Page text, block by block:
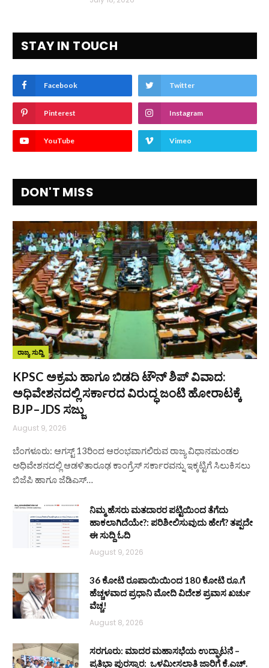
STAY IN TOUCH
Facebook Twitter
Pinterest Instagram
YouTube Vimeo
DON'T MISS
ರಾಜ್ಯ ಸುದ್ದಿ
KPSC ಅಕ್ರಮ ಹಾಗೂ ಬಿಡದಿ ಟೌನ್‌ ಶಿಪ್ ವಿವಾದ:
ಅಧಿವೇಶನದಲ್ಲಿ ಸರ್ಕಾರದ ವಿರುದ್ಧ ಜಂಟಿ ಹೋರಾಟಕ್ಕೆ
BJP–JDS ಸಜ್ಜು
August 9, 2026
ಬೆಂಗಳೂರು: ಆಗಸ್ಟ್ 13ರಿಂದ ಆರಂಭವಾಗಲಿರುವ ರಾಜ್ಯ ವಿಧಾನಮಂಡಲ
ಅಧಿವೇಶನದಲ್ಲಿ ಆಡಳಿತಾರೂಢ ಕಾಂಗ್ರೆಸ್ ಸರ್ಕಾರವನ್ನು ಇಕ್ಕಟ್ಟಿಗೆ ಸಿಲುಕಿಸಲು
ಬಿಜೆಪಿ ಹಾಗೂ ಜೆಡಿಎಸ್…
ನಿಮ್ಮ ಹೆಸರು ಮತದಾರರ ಪಟ್ಟಿಯಿಂದ ತೆಗೆದು
ಹಾಕಲಾಗಿದೆಯೇ?: ಪರಿಶೀಲಿಸುವುದು ಹೇಗೆ? ತಪ್ಪದೇ
ಈ ಸುದ್ದಿ ಓದಿ
August 9, 2026
36 ಕೋಟಿ ರೂಪಾಯಿಯಿಂದ 180 ಕೋಟಿ ರೂ.ಗೆ
ಹೆಚ್ಚಳವಾದ ಪ್ರಧಾನಿ ಮೋದಿ ವಿದೇಶ ಪ್ರವಾಸ ಖರ್ಚು
ವೆಚ್ಚ!
August 8, 2026
ಸರಗೂರು: ಮಾದರ ಮಹಾಸಭೆಯ ಉದ್ಘಾಟನೆ –
ಪ್ರತಿಭಾ ಪುರಸ್ಕಾರ: ಒಳಮೀಸಲಾತಿ ಜಾರಿಗೆ ಕೆ.ಎಚ್.